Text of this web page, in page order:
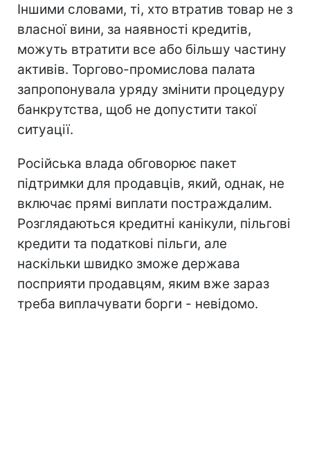
Іншими словами, ті, хто втратив товар не з
власної вини, за наявності кредитів,
можуть втратити все або більшу частину
активів. Торгово-промислова палата
запропонувала уряду змінити процедуру
банкрутства, щоб не допустити такої
ситуації.
Російська влада обговорює пакет
підтримки для продавців, який, однак, не
включає прямі виплати постраждалим.
Розглядаються кредитні канікули, пільгові
кредити та податкові пільги, але
наскільки швидко зможе держава
посприяти продавцям, яким вже зараз
треба виплачувати борги - невідомо.